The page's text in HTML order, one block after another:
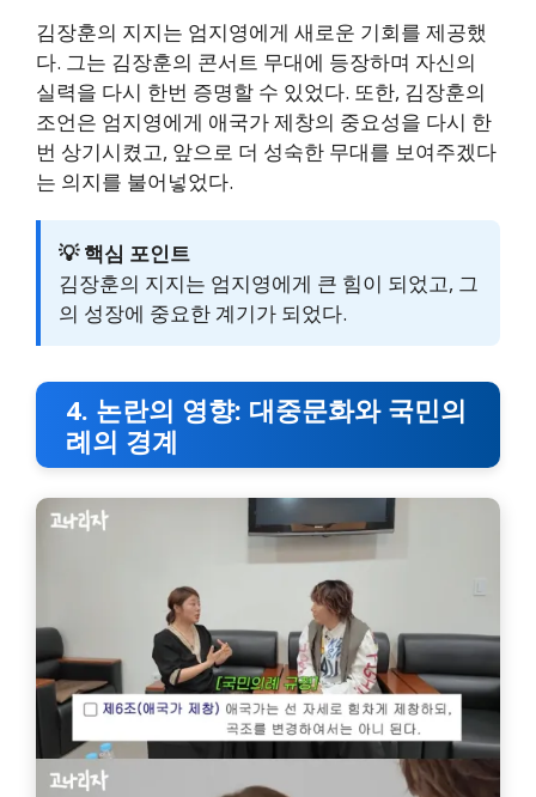
김장훈의 지지는 엄지영에게 새로운 기회를 제공했
다. 그는 김장훈의 콘서트 무대에 등장하며 자신의
실력을 다시 한번 증명할 수 있었다. 또한, 김장훈의
조언은 엄지영에게 애국가 제창의 중요성을 다시 한
번 상기시켰고, 앞으로 더 성숙한 무대를 보여주겠다
는 의지를 불어넣었다.
💡 핵심 포인트
김장훈의 지지는 엄지영에게 큰 힘이 되었고, 그
의 성장에 중요한 계기가 되었다.
4. 논란의 영향: 대중문화와 국민의
례의 경계